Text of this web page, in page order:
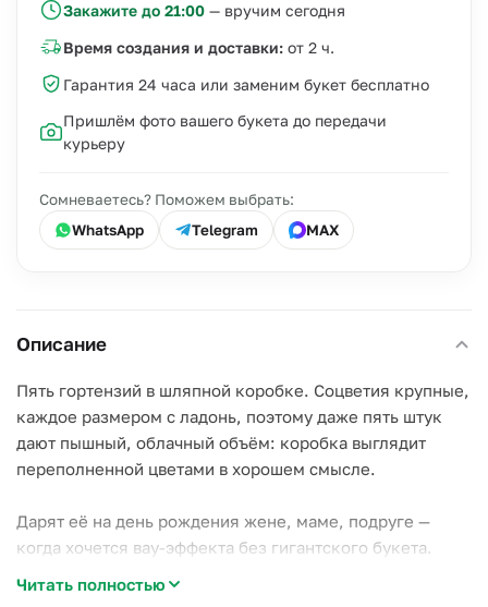
Закажите до 21:00 — вручим сегодня
Время создания и доставки: от 2 ч.
Гарантия 24 часа или заменим букет бесплатно
Пришлём фото вашего букета до передачи
курьеру
Сомневаетесь? Поможем выбрать:
WhatsApp
Telegram MAX
Описание
Пять гортензий в шляпной коробке. Соцветия крупные,
каждое размером с ладонь, поэтому даже пять штук
дают пышный, облачный объём: коробка выглядит
переполненной цветами в хорошем смысле.
Дарят её на день рождения жене, маме, подруге —
когда хочется вау-эффекта без гигантского букета.
Читать полностью